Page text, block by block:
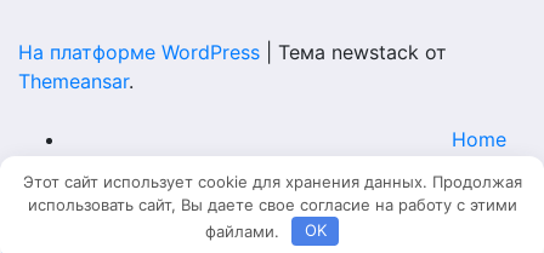
На платформе WordPress
Тема newstack от
Themeansar.
Home
Главная
Этот сайт использует cookie для хранения данных. Продолжая
использовать сайт, Вы даете свое согласие на работу с этими
файлами.
OK